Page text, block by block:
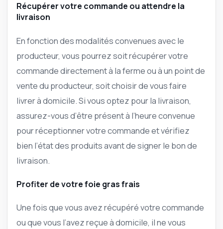
Récupérer votre commande ou attendre la
livraison
En fonction des modalités convenues avec le
producteur, vous pourrez soit récupérer votre
commande directement à la ferme ou à un point de
vente du producteur, soit choisir de vous faire
livrer à domicile. Si vous optez pour la livraison,
assurez-vous d’être présent à l’heure convenue
pour réceptionner votre commande et vérifiez
bien l’état des produits avant de signer le bon de
livraison.
Profiter de votre foie gras frais
Une fois que vous avez récupéré votre commande
ou que vous l’avez reçue à domicile, il ne vous